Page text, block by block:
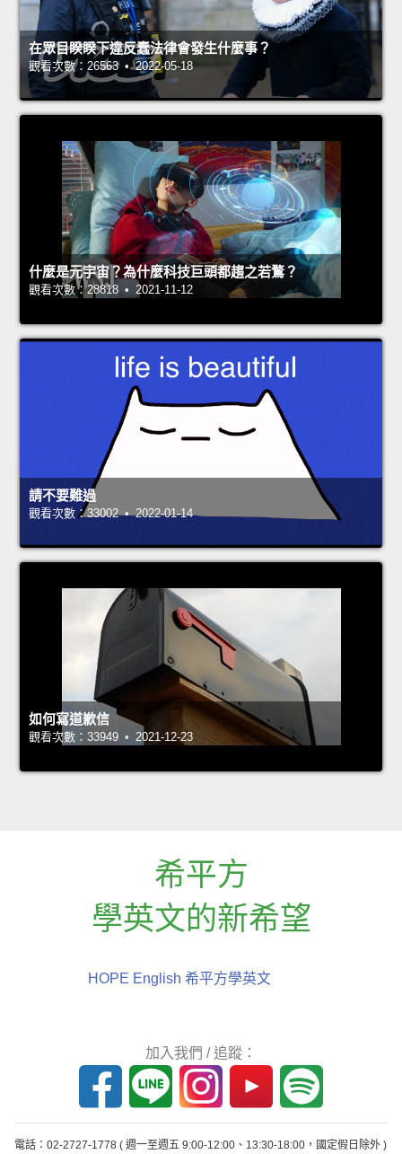
在眾目睽睽下違反蠢法律會發生什麼事？
觀看次數：26563 • 2022-05-18
什麼是元宇宙？為什麼科技巨頭都趨之若鶩？
觀看次數：28818 • 2021-11-12
請不要難過
觀看次數：33002 • 2022-01-14
如何寫道歉信
觀看次數：33949 • 2021-12-23
希平方
學英文的新希望
HOPE English 希平方學英文
加入我們 / 追蹤：
電話：02-2727-1778 ( 週一至週五 9:00-12:00、13:30-18:00，國定假日除外 )